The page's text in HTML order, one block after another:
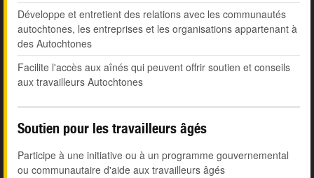
Développe et entretient des relations avec les communautés
autochtones, les entreprises et les organisations appartenant à
des Autochtones
Facilite l'accès aux aînés qui peuvent offrir soutien et conseils
aux travailleurs Autochtones
Soutien pour les travailleurs âgés
Participe à une initiative ou à un programme gouvernemental
ou communautaire d'aide aux travailleurs âgés